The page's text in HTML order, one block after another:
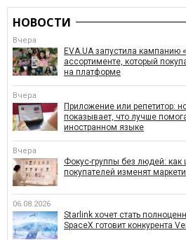
НОВОСТИ
Вчера
EVA.UA запустила кампанию
ассортименте, который
на платформе
Вчера
Приложение или репетитор:
показывает, что лучше
иностранном языке
Вчера
Фокус-группы без людей:
покупателей изменят
06.08.2026
Starlink хочет стать
SpaceX готовит конкурента